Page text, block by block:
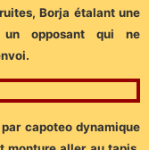
Borja étalant une
opposant qui ne
capoteo dynamique